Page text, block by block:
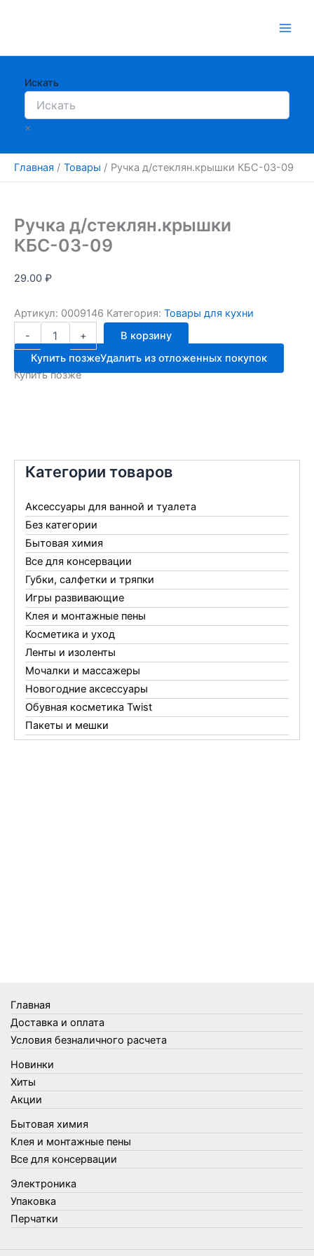
Искать
×
Главная Товары Ручка д/стеклян.крышки КБС-03-09
Категории товаров
Аксессуары для ванной и туалета
Без категории
Бытовая химия
Все для консервации
Губки, салфетки и тряпки
Игры развивающие
Клея и монтажные пены
Косметика и уход
Ленты и изоленты
Мочалки и массажеры
Новогодние аксессуары
Обувная косметика Twist
Пакеты и мешки
Перчатки
Товары для кухни
Товары для сада и огорода
Товары для туризма и отдыха
Упаковка
Утеплители и прочее
Фонари, лампы и удлинители
Хозяйственные товары
Швабры, стекломои, черенки и насадки
Шнуры, веревки и шпагаты
Электроника
Элементы питания
Ручка д/стеклян.крышки
КБС-03-09
29.00 ₽
Артикул: 0009146 Категория: Товары для кухни
-
Количество
товара
Ручка
д/
стеклян.крышки
+
В корзину
Купить позжеУдалить из отложенных покупок
Купить позже
Главная
Доставка и оплата
Условия безналичного расчета
Новинки
Хиты
Акции
Бытовая химия
Клея и монтажные пены
Все для консервации
Электроника
Упаковка
Перчатки